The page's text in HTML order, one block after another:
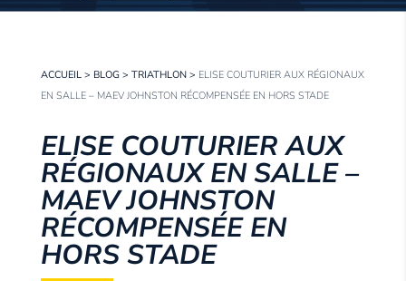
ACCUEIL> BLOG > TRIATHLON> ELISE COUTURIER AUX RÉGIONAUX
EN SALLE – MAEV JOHNSTON RÉCOMPENSÉE EN HORS STADE
ELISE COUTURIER AUX
RÉGIONAUX EN SALLE –
MAEV JOHNSTON
RÉCOMPENSÉE EN
HORS STADE